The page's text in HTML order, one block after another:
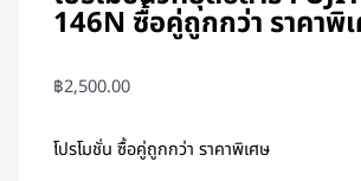
146N ซื้อคู่ถูกกว่า ราคาพิ
฿2,500.00
โปรโมชั่น ซื้อคู่ถูกกว่า ราคาพิเศษ